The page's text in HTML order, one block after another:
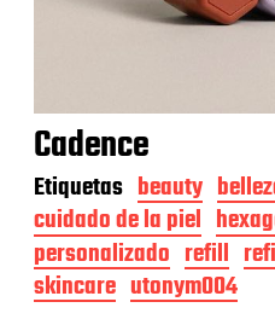
Cadence
Etiquetas beauty
cuidado de la piel
personalizado refill
skincare utonym004